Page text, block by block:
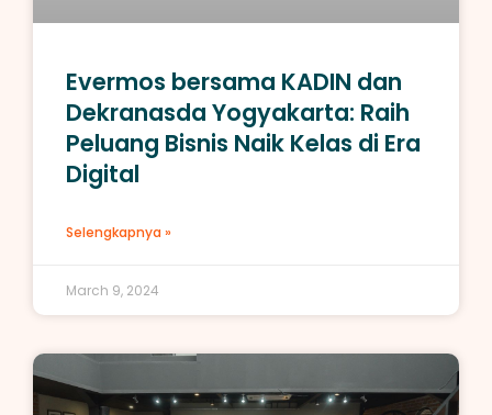
Evermos bersama KADIN dan
Dekranasda Yogyakarta: Raih
Peluang Bisnis Naik Kelas di Era
Digital
Selengkapnya »
March 9, 2024